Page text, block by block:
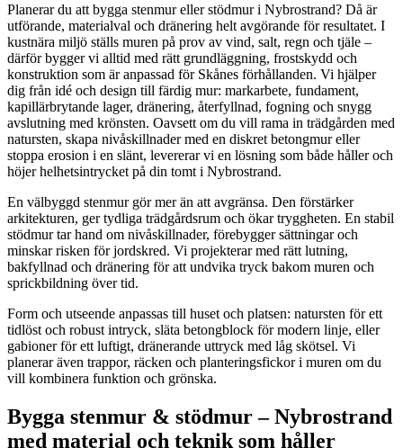
Planerar du att bygga stenmur eller stödmur i Nybrostrand? Då är
utförande, materialval och dränering helt avgörande för resultatet. I
kustnära miljö ställs muren på prov av vind, salt, regn och tjäle –
därför bygger vi alltid med rätt grundläggning, frostskydd och
konstruktion som är anpassad för Skånes förhållanden. Vi hjälper
dig från idé och design till färdig mur: markarbete, fundament,
kapillärbrytande lager, dränering, återfyllnad, fogning och snygg
avslutning med krönsten. Oavsett om du vill rama in trädgården med
natursten, skapa nivåskillnader med en diskret betongmur eller
stoppa erosion i en slänt, levererar vi en lösning som både håller och
höjer helhetsintrycket på din tomt i Nybrostrand.
En välbyggd stenmur gör mer än att avgränsa. Den förstärker
arkitekturen, ger tydliga trädgårdsrum och ökar tryggheten. En stabil
stödmur tar hand om nivåskillnader, förebygger sättningar och
minskar risken för jordskred. Vi projekterar med rätt lutning,
bakfyllnad och dränering för att undvika tryck bakom muren och
sprickbildning över tid.
Form och utseende anpassas till huset och platsen: natursten för ett
tidlöst och robust intryck, släta betongblock för modern linje, eller
gabioner för ett luftigt, dränerande uttryck med låg skötsel. Vi
planerar även trappor, räcken och planteringsfickor i muren om du
vill kombinera funktion och grönska.
Bygga stenmur & stödmur – Nybrostrand
med material och teknik som håller